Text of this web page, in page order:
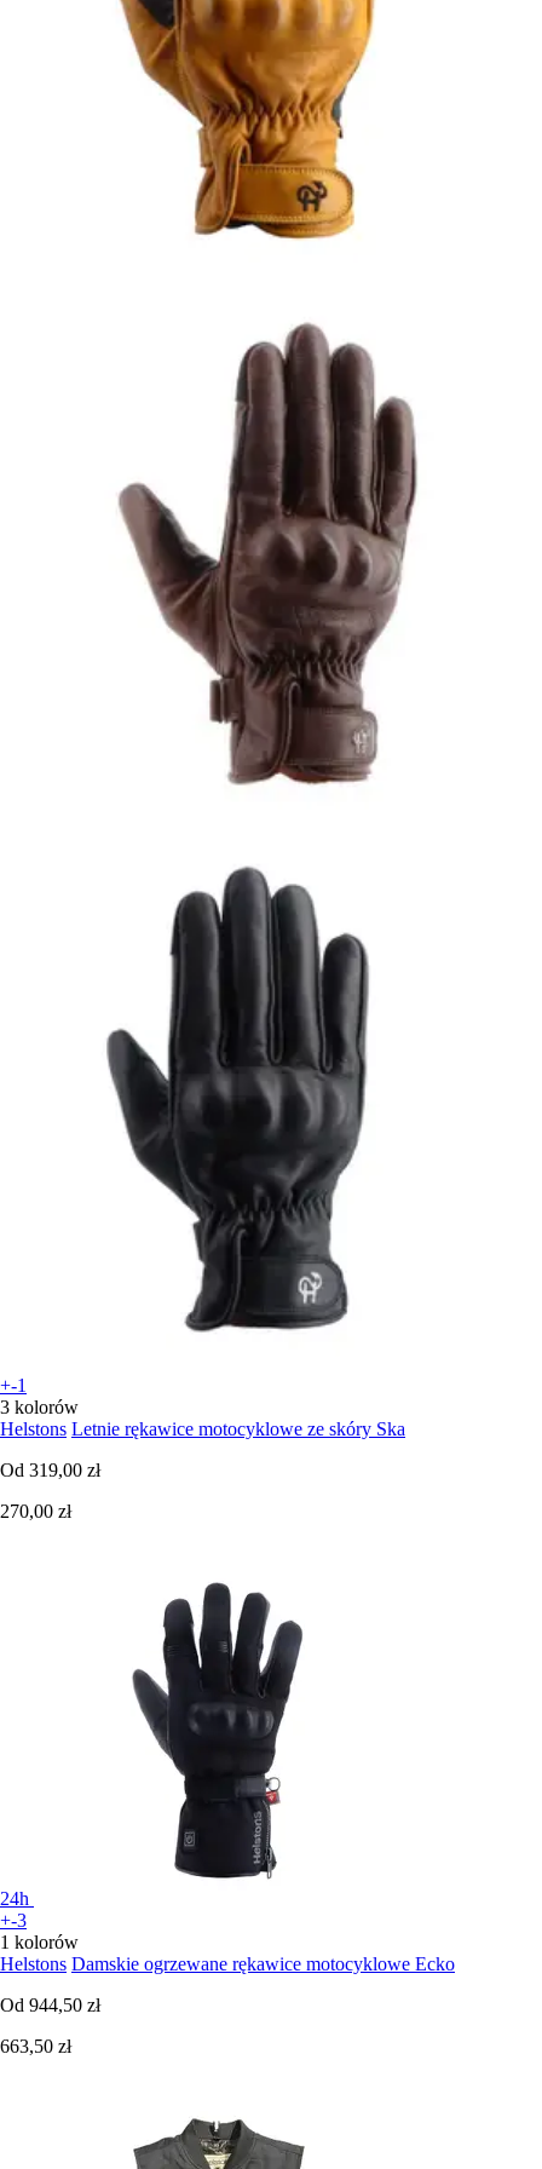
+-1
3 kolorów
Helstons Letnie rękawice motocyklowe ze skóry Ska
Od 319,00 zł
270,00 zł
24h
+-3
1 kolorów
Helstons Damskie ogrzewane rękawice motocyklowe Ecko
Od 944,50 zł
663,50 zł